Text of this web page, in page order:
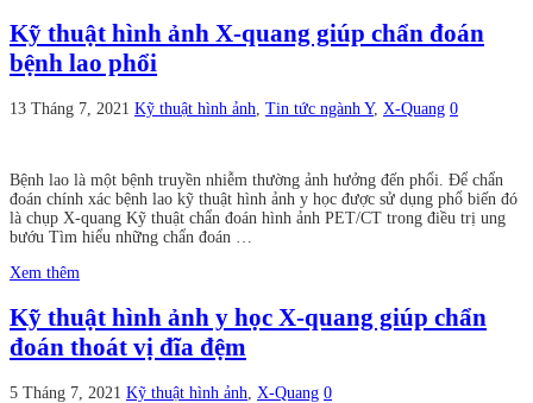
Kỹ thuật hình ảnh X-quang giúp chẩn đoán
bệnh lao phổi
13 Tháng 7, 2021 Kỹ thuật hình ảnh Tin tức ngành Y, X-Quang 0
Bệnh lao là một bệnh truyền nhiễm thường ảnh hưởng đến phổi. Để chẩn
đoán chính xác bệnh lao kỹ thuật hình ảnh y học được sử dụng phổ biến đó
là chụp X-quang Kỹ thuật chẩn đoán hình ảnh PET/CT trong điều trị ung
bướu Tìm hiểu những chẩn đoán …
Xem thêm
Kỹ thuật hình ảnh y học X-quang giúp chẩn
đoán thoát vị đĩa đệm
5 Tháng 7, 2021 Kỹ thuật hình ảnh X-Quang 0